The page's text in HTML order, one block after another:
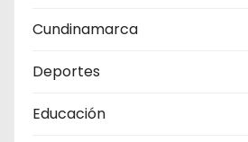
Cundinamarca
Deportes
Educación